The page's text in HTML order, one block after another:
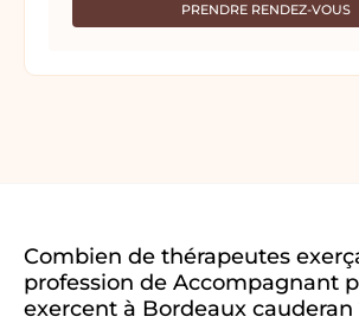
PRENDRE RENDEZ-VOUS
Combien de thérapeutes
profession de Accompagnant
exercent à Bordeaux cauderan